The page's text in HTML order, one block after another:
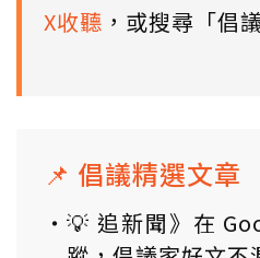
X收聽 ，或搜尋「倡
📌 倡議精選文章
💡 追新聞》在